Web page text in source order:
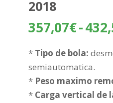
2018
357,07€-
* Tipo de bola:
semiautomatica.
* Peso maximo
* Carga vertical de